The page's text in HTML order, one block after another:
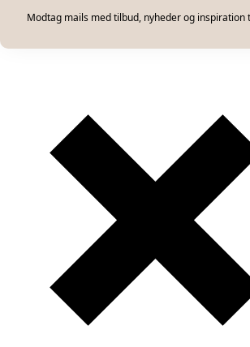
Modtag mails med tilbud, nyheder og inspiration